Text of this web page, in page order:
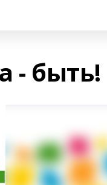
- быть!